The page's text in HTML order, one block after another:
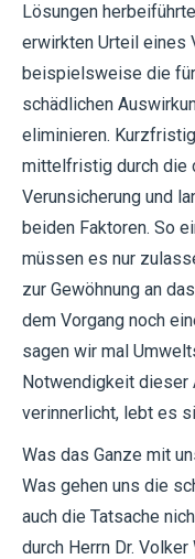
Lösungen
erwirkten Urteil eines
beispielsweise die
schädlichen
eliminieren.
mittelfristig durch die
Verunsicherung und
beiden Faktoren. So
müssen es nur
zur Gewöhnung an
dem Vorgang noch
sagen wir mal
Notwendigkeit dieser
verinnerlicht, lebt es
Was das Ganze mit
Was gehen uns die
auch die Tatsache
durch Herrn Dr.